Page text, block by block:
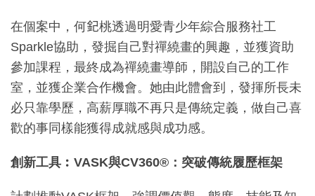
在個案中，何𨥈桃透過明愛青少年綜合服務社工
Sparkle協助，發掘自己對禪繞畫的興趣，並獲資助
參加課程，最終成為禪繞畫導師，開設自己的工作
室，並獲企業合作機會。她由此體會到，發揮所長未
必只靠學歷，高薪厚職不再只是傳統定義，做自己喜
歡的事同樣能獲得成就感與成功感。
創新工具︰VASK與CV360®：突破傳統履歷框架